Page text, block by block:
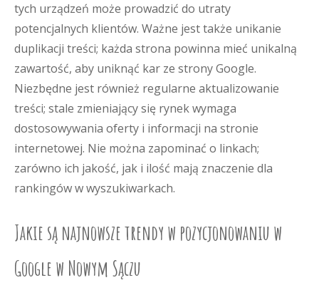
tych urządzeń może prowadzić do utraty
potencjalnych klientów. Ważne jest także unikanie
duplikacji treści; każda strona powinna mieć unikalną
zawartość, aby uniknąć kar ze strony Google.
Niezbędne jest również regularne aktualizowanie
treści; stale zmieniający się rynek wymaga
dostosowywania oferty i informacji na stronie
internetowej. Nie można zapominać o linkach;
zarówno ich jakość, jak i ilość mają znaczenie dla
rankingów w wyszukiwarkach.
Jakie są najnowsze trendy w pozycjonowaniu w
Google w Nowym Sączu